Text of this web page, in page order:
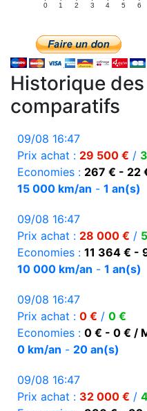
0 1 2 3 4 5 6
Historique
comparatifs
09/08 16:47
Prix achat : 29 500 € /
Economies : 267 € - 22
15 000 km/an - 1 an(s)
09/08 16:47
Prix achat : 28 000 € /
Economies : 11 364 € -
10 000 km/an - 1 an(s)
09/08 16:47
Prix achat : 0 € / 0 €
Economies : 0 € - 0 € /
0 km/an - 20 an(s)
09/08 16:47
Prix achat : 32 000 € /